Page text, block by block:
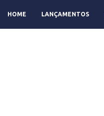
HOME LANÇAMENTOS